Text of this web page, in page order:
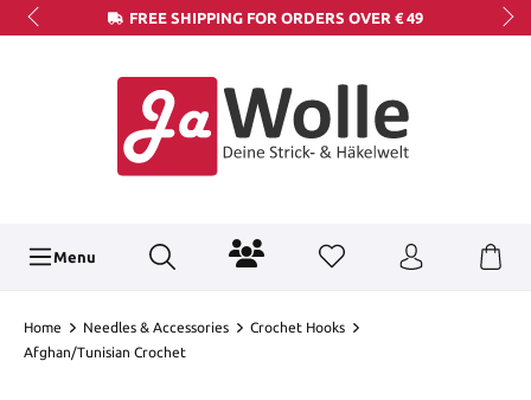
FREE SHIPPING FOR ORDERS OVER € 49
Menu
Home Needles & Accessories
Crochet Hooks
Afghan/Tunisian Crochet